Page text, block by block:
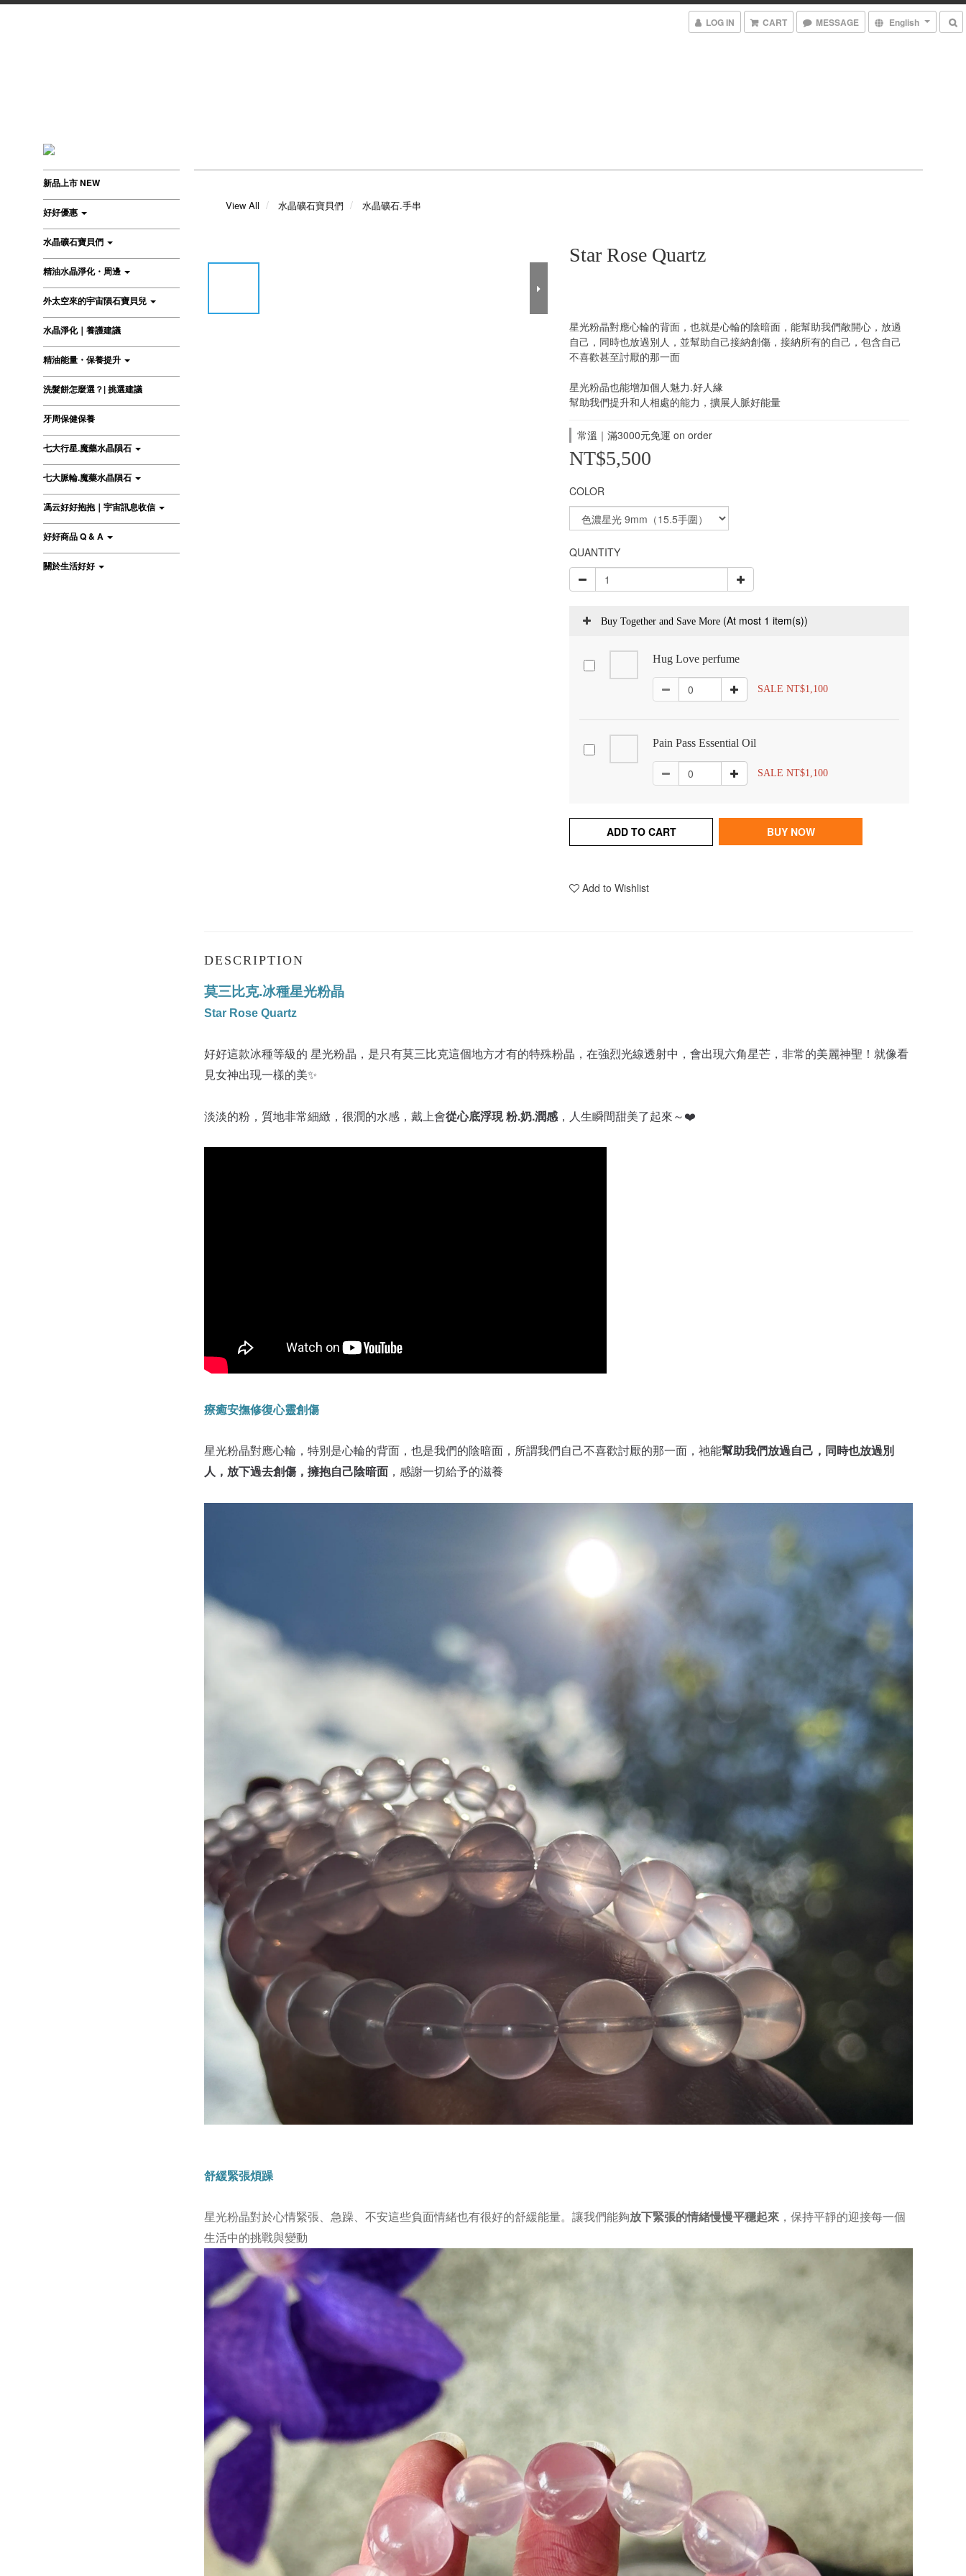
LOG IN CART MESSAGE English
新品上市 NEW
好好優惠
水晶礦石寶貝們
精油水晶淨化・周邊
外太空來的宇宙隕石寶貝兒
水晶淨化｜養護建議
精油能量・保養提升
洗髮餅怎麼選？| 挑選建議
牙周保健保養
七大行星.魔藥水晶隕石
七大脈輪.魔藥水晶隕石
馮云好好抱抱｜宇宙訊息收信
好好商品 Q & A
關於生活好好
View All 水晶礦石寶貝們 水晶礦石.手串
Star Rose Quartz
星光粉晶對應心輪的背面，也就是心輪的陰暗面，能幫助我們敞開心，放過
自己，同時也放過別人，並幫助自己接納創傷，接納所有的自己，包含自己
不喜歡甚至討厭的那一面
星光粉晶也能增加個人魅力.好人緣
幫助我們提升和人相處的能力，擴展人脈好能量
常溫｜滿3000元免運 on order
NT$5,500
COLOR
QUANTITY
Buy Together and Save More (At most 1 item(s))
Hug Love perfume
SALE NT$1,100
Pain Pass Essential Oil
SALE NT$1,100
ADD TO CART BUY NOW
Add to Wishlist
DESCRIPTION
莫三比克.冰種星光粉晶
Star Rose Quartz
好好這款冰種等級的 星光粉晶，是只有莫三比克這個地方才有的特殊粉晶，在強烈光線透射中，會出現六角星芒，非常的美麗神聖！ 就像看
見女神出現一樣的美✨
淡淡的粉，質地非常細緻，很潤的水感，戴上會從心底浮現 粉.奶.潤感 ，人生瞬間甜美了起來～❤️
療癒安撫修復心靈創傷
星光粉晶對應心輪，特別是心輪的背面，也是我們的陰暗面，所謂我們自己不喜歡討厭的那一面，祂能幫助我們放過自己，同時也放過別
人，放下過去創傷，擁抱自己陰暗面 ，感謝一切給予的滋養
舒緩緊張煩躁
星光粉晶對於心情緊張、急躁、不安這些負面情緒也有很好的舒緩能量。讓我們能夠放下緊張的情緒慢慢平穩起來 ，保持平靜的迎接每一個
生活中的挑戰與變動